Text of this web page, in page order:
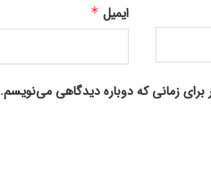
ایمیل *
زمانی که دوباره دیدگاهی می‌نویسم.